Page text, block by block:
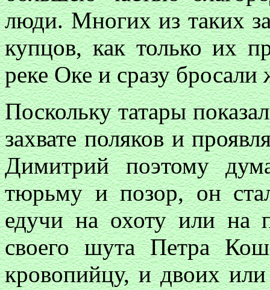
люди. Многих из таких
купцов, как только их
реке Оке и сразу
Поскольку татары
захвате поляков и
Димитрий поэтому
тюрьму и позор, он
едучи на охоту или на
своего шута Петра
кровопийцу, и двоих